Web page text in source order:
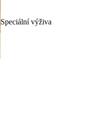
Speciální výživa